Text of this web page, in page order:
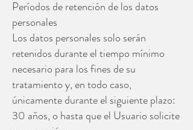
Períodos de retención de los datos
personales
Los datos personales solo serán
retenidos durante el tiempo mínimo
necesario para los fines de su
tratamiento y, en todo caso,
únicamente durante el siguiente plazo:
30 años, o hasta que el Usuario solicite